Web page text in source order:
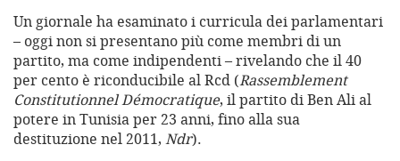
Un giornale ha esaminato i curricula dei parlamentari
– oggi non si presentano più come membri di un
partito, ma come indipendenti – rivelando che il 40
per cento è riconducibile al Rcd (Rassemblement
Constitutionnel Démocratique, il partito di Ben Ali al
potere in Tunisia per 23 anni, fino alla sua
destituzione nel 2011, Ndr).